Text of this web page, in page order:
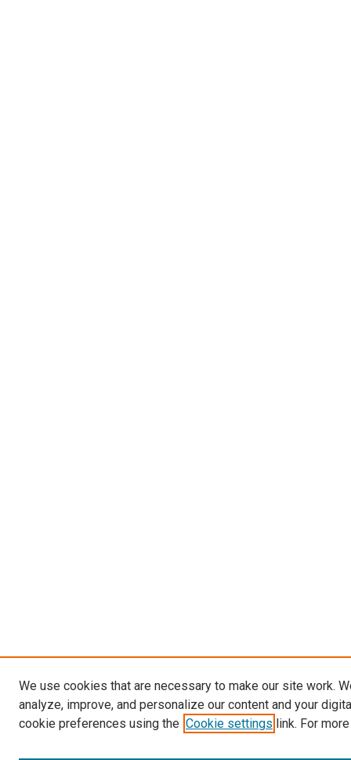
We use cookies that are necessary to make our site work.
analyze, improve, and personalize our content and your
cookie preferences using the Cookie settings link. For